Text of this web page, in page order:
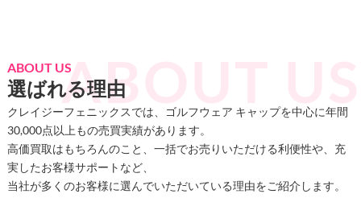
ABOUT US
選ばれる理由
クレイジーフェニックスでは、ゴルフウェア キャップを中心に年間
30,000点以上もの売買実績があります。
高価買取はもちろんのこと、一括でお売りいただける利便性や、充
実したお客様サポートなど、
当社が多くのお客様に選んでいただいている理由をご紹介します。